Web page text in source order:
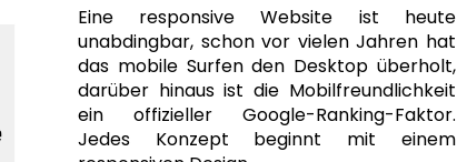
Eine responsive Website ist heute
unabdingbar, schon vor vielen Jahren hat
das mobile Surfen den Desktop überholt,
darüber hinaus ist die Mobilfreundlichkeit
ein offizieller Google-Ranking-Faktor.
Jedes Konzept beginnt mit einem